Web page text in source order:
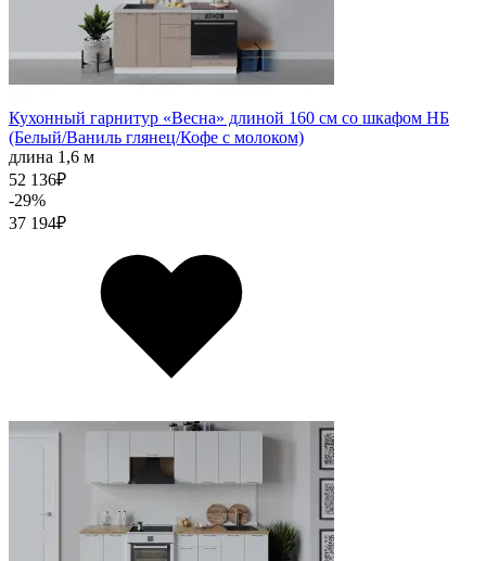
Кухонный гарнитур «Весна» длиной 160 см со шкафом НБ
(Белый/Ваниль глянец/Кофе с молоком)
длина 1,6 м
52 136₽
-29%
37 194₽